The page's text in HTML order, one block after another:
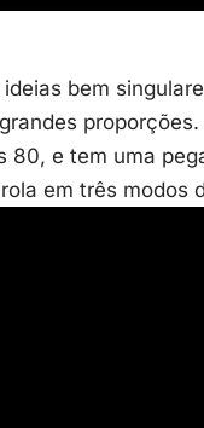
bem
80, e tem uma
em três modos